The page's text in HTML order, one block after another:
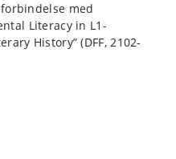
med
Literacy in L1-
History” (DFF, 2102-